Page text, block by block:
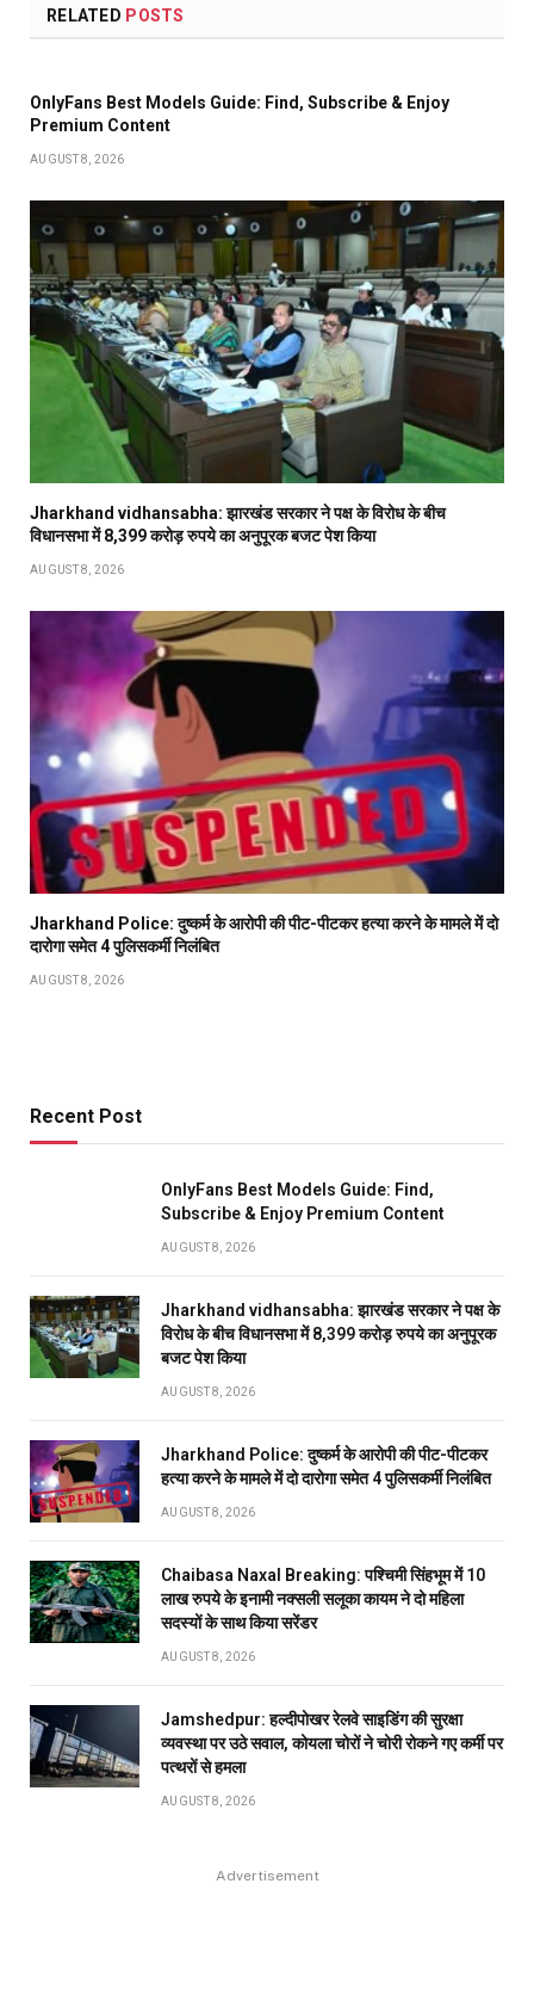
RELATED POSTS
OnlyFans Best Models Guide: Find, Subscribe & Enjoy
Premium Content
AUGUST 8, 2026
Jharkhand vidhansabha: झारखंड सरकार ने पक्ष के विरोध के बीच
विधानसभा में 8,399 करोड़ रुपये का अनुपूरक बजट पेश किया
AUGUST 8, 2026
Jharkhand Police: दुष्कर्म के आरोपी की पीट-पीटकर हत्या करने के मामले में दो
दारोगा समेत 4 पुलिसकर्मी निलंबित
AUGUST 8, 2026
Recent Post
OnlyFans Best Models Guide: Find,
Subscribe & Enjoy Premium Content
AUGUST 8, 2026
Jharkhand vidhansabha: झारखंड सरकार ने पक्ष के
विरोध के बीच विधानसभा में 8,399 करोड़ रुपये का अनुपूरक
बजट पेश किया
AUGUST 8, 2026
Jharkhand Police: दुष्कर्म के आरोपी की पीट-पीटकर
हत्या करने के मामले में दो दारोगा समेत 4 पुलिसकर्मी निलंबित
AUGUST 8, 2026
Chaibasa Naxal Breaking: पश्चिमी सिंहभूम में 10
लाख रुपये के इनामी नक्सली सलूका कायम ने दो महिला
सदस्यों के साथ किया सरेंडर
AUGUST 8, 2026
Jamshedpur: हल्दीपोखर रेलवे साइडिंग की सुरक्षा
व्यवस्था पर उठे सवाल, कोयला चोरों ने चोरी रोकने गए कर्मी पर
पत्थरों से हमला
AUGUST 8, 2026
Advertisement